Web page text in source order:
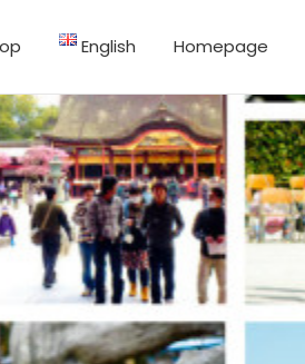
English Homepage